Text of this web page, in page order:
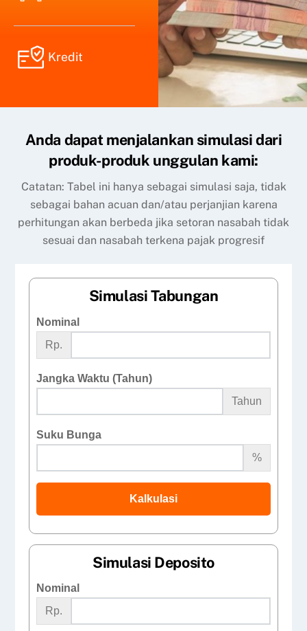
Kredit
Anda dapat menjalankan simulasi dari
produk-produk unggulan kami:
Catatan: Tabel ini hanya sebagai simulasi saja, tidak
sebagai bahan acuan dan/atau perjanjian karena
perhitungan akan berbeda jika setoran nasabah tidak
sesuai dan nasabah terkena pajak progresif
Simulasi Tabungan
Nominal
Rp.
Jangka Waktu (Tahun)
Tahun
Suku Bunga
%
Kalkulasi
Simulasi Deposito
Nominal
Rp.